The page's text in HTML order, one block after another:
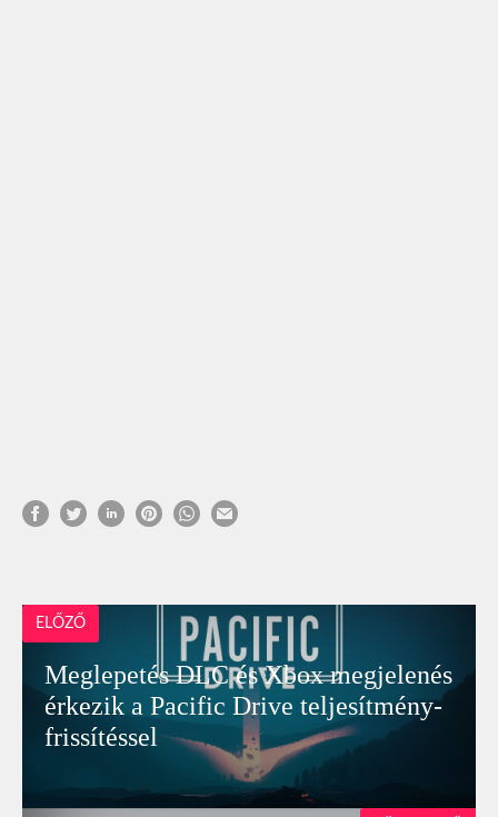
ELŐZŐ
Meglepetés DLC és Xbox megjelenés
érkezik a Pacific Drive teljesítmény-
frissítéssel